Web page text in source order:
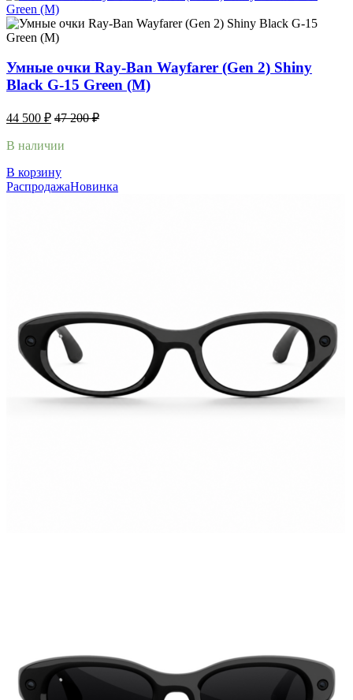
Умные очки Ray-Ban Wayfarer (Gen 2) Shiny
Black G-15 Green (M)
44 500 ₽ 47 200₽
В наличии
В корзину
РаспродажаНовинка